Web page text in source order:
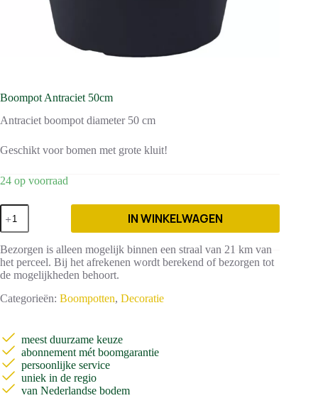
Boompot Antraciet 50cm
Antraciet boompot diameter 50 cm
Geschikt voor bomen met grote kluit!
24 op voorraad
Boompot
Antraciet
50cm
aantal
IN WINKELWAGEN
Bezorgen is alleen mogelijk binnen een straal van 21 km van
het perceel. Bij het afrekenen wordt berekend of bezorgen tot
de mogelijkheden behoort.
Categorieën: Boompotten, Decoratie
meest duurzame keuze
abonnement mét boomgarantie
persoonlijke service
uniek in de regio
van Nederlandse bodem